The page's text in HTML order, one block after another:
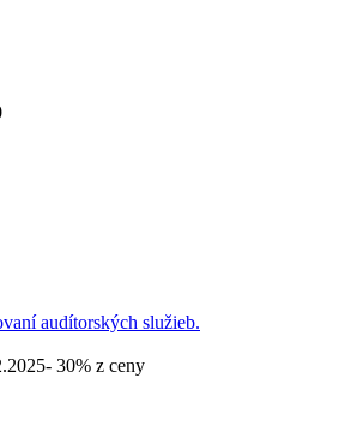
audítorských služieb.
30% z ceny